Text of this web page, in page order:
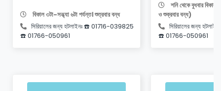
বিকাল ৩টা-সন্ধ্যা ৬টা পর্যন্ত। শুত্রবার বন্ধ
সিরিয়ালের জন্য হটলাইনঃ ☎️ 01716-039825
☎️ 01766-050961
শনি থেকে বুধবার বিকাল
ও শুক্রবার বন্ধ)
সিরিয়ালের জন্য
☎️ 01766-050961